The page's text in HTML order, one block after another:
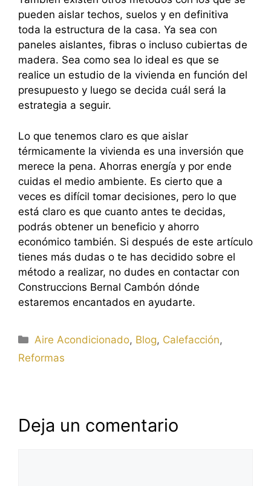
pueden aislar techos, suelos y en definitiva
toda la estructura de la casa. Ya sea con
paneles aislantes, fibras o incluso cubiertas de
madera. Sea como sea lo ideal es que se
realice un estudio de la vivienda en función del
presupuesto y luego se decida cuál será la
estrategia a seguir.
Lo que tenemos claro es que aislar
térmicamente la vivienda es una inversión que
merece la pena. Ahorras energía y por ende
cuidas el medio ambiente. Es cierto que a
veces es difícil tomar decisiones, pero lo que
está claro es que cuanto antes te decidas,
podrás obtener un beneficio y ahorro
económico también. Si después de este artículo
tienes más dudas o te has decidido sobre el
método a realizar, no dudes en contactar con
Construccions Bernal Cambón dónde
estaremos encantados en ayudarte.
Categorías
Aire Acondicionado, Blog, Calefacción,
Reformas
Deja un comentario